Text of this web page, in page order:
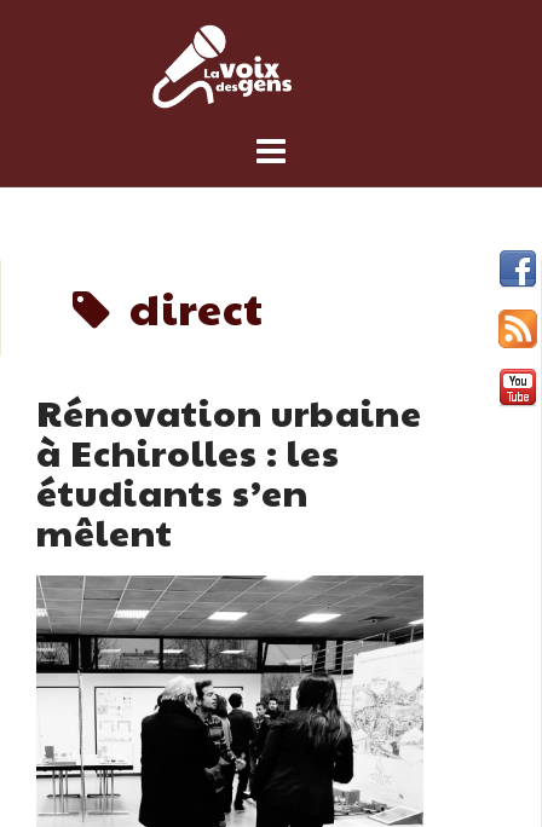
direct
Rénovation urbaine
à Echirolles : les
étudiants s’en
mêlent